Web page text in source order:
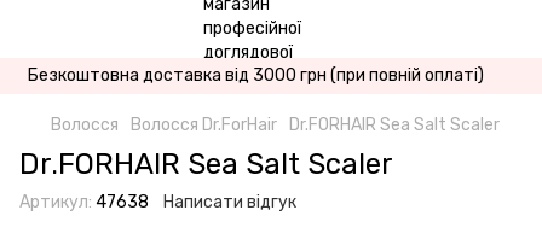
Безкоштовна доставка від 3000 грн (при повній оплаті)
Волосся Волосся Dr.ForHair Dr.FORHAIR Sea Salt Scaler
Dr.FORHAIR Sea Salt Scaler
Артикул: 47638 Написати відгук